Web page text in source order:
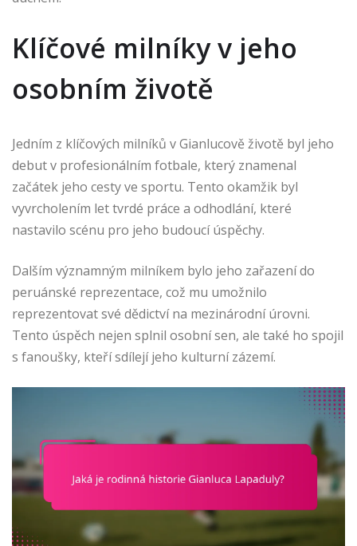
Klíčové milníky v jeho
osobním životě
Jedním z klíčových milníků v Gianlucově životě byl jeho
debut v profesionálním fotbale, který znamenal
začátek jeho cesty ve sportu. Tento okamžik byl
vyvrcholením let tvrdé práce a odhodlání, které
nastavilo scénu pro jeho budoucí úspěchy.
Dalším významným milníkem bylo jeho zařazení do
peruánské reprezentace, což mu umožnilo
reprezentovat své dědictví na mezinárodní úrovni.
Tento úspěch nejen splnil osobní sen, ale také ho spojil
s fanoušky, kteří sdílejí jeho kulturní zázemí.